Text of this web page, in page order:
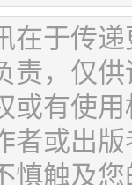
在于传
责，仅
或有使
者或出
慎触及